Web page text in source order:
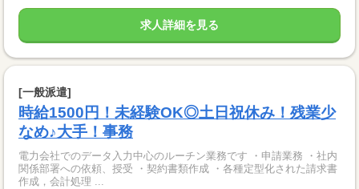
求人詳細を見る
[一般派遣]
時給1500円！未経験OK◎土日祝休み！残業少
なめ♪大手！事務
電力会社でのデータ入力中心のルーチン業務です ・申請業務 ・社内
関係部署への依頼、授受 ・契約書類作成 ・各種定型化された請求書
作成，会計処理 ...